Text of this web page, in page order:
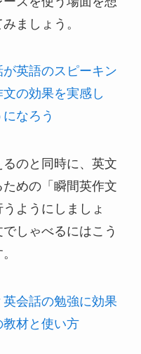
ましょう。
英語のスピーキン
の効果を実感し
なろう
のと同時に、英文
めの「瞬間英作文
ようにしましょ
しゃべるにはこう
会話の勉強に効果
材と使い方